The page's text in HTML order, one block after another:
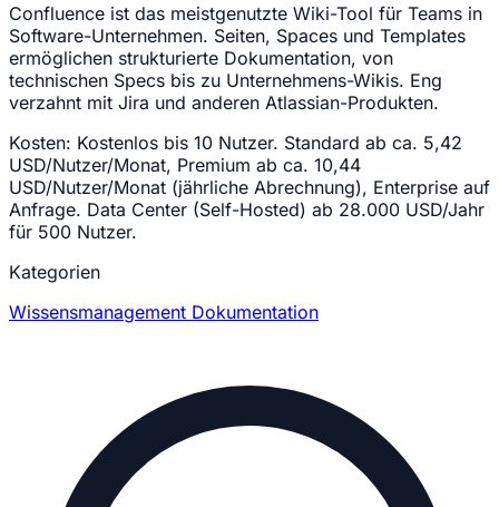
Confluence ist das meistgenutzte Wiki-Tool für Teams in
Software-Unternehmen. Seiten, Spaces und Templates
ermöglichen strukturierte Dokumentation, von
technischen Specs bis zu Unternehmens-Wikis. Eng
verzahnt mit Jira und anderen Atlassian-Produkten.
Kosten: Kostenlos bis 10 Nutzer. Standard ab ca. 5,42
USD/Nutzer/Monat, Premium ab ca. 10,44
USD/Nutzer/Monat (jährliche Abrechnung), Enterprise auf
Anfrage. Data Center (Self-Hosted) ab 28.000 USD/Jahr
für 500 Nutzer.
Kategorien
Wissensmanagement Dokumentation